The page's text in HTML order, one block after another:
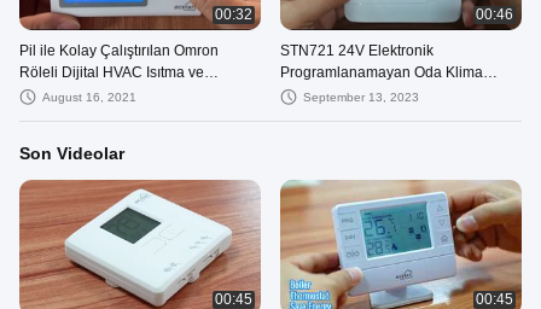
00:32
Pil ile Kolay Çalıştırılan Omron
Röleli Dijital HVAC Isıtma ve
Soğutma Oda Termostatı
August 16, 2021
00:46
STN721 24V Elektronik
Programlanamayan Oda Klima
Sıcaklık Pompası Ev için Termostat
September 13, 2023
Son Videolar
00:45 00:45